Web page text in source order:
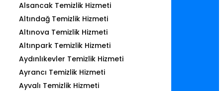
Alsancak Temizlik Hizmeti
Altındağ Temizlik Hizmeti
Altınova Temizlik Hizmeti
Altınpark Temizlik Hizmeti
Aydınlıkevler Temizlik Hizmeti
Ayrancı Temizlik Hizmeti
Ayvalı Temizlik Hizmeti